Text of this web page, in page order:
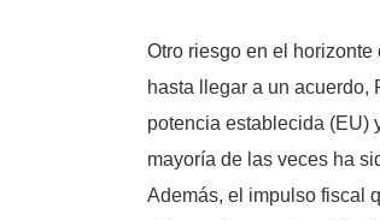
Otro riesgo en el
hasta llegar a un acuerdo,
potencia establecida (EU)
mayoría de las veces ha
Además, el impulso fiscal